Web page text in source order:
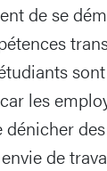
de se
les
de